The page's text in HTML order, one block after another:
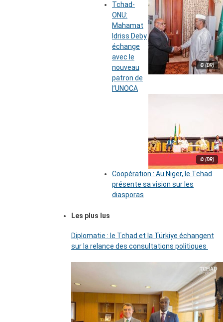
© (DR)
Tchad-
ONU:
Mahamat
Idriss Deby
échange
avec le
nouveau
patron de
l’UNOCA
© (DR)
Coopération : Au Niger, le Tchad
présente sa vision sur les
diasporas
Les plus lus
Diplomatie : le Tchad et la Türkiye échangent
sur la relance des consultations politiques